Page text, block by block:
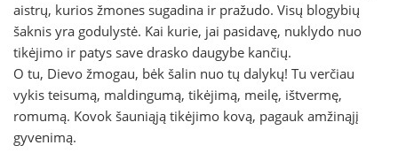
aistrų, kurios žmones sugadina ir pražudo. Visų blogybių
šaknis yra godulystė. Kai kurie, jai pasidavę, nuklydo nuo
tikėjimo ir patys save drasko daugybe kančių.
O tu, Dievo žmogau, bėk šalin nuo tų dalykų! Tu verčiau
vykis teisumą, maldingumą, tikėjimą, meilę, ištvermę,
romumą. Kovok šauniąją tikėjimo kovą, pagauk amžinąjį
gyvenimą.